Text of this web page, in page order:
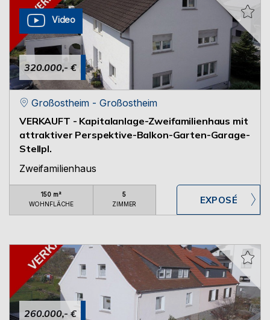
320.000,- €
Video
Großostheim - Großostheim
VERKAUFT - Kapitalanlage-Zweifamilienhaus mit
attraktiver Perspektive-Balkon-Garten-Garage-
Stellpl.
Zweifamilienhaus
150 m²
WOHNFLÄCHE
5
ZIMMER
260.000,- €